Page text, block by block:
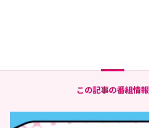
この記事の番組情報